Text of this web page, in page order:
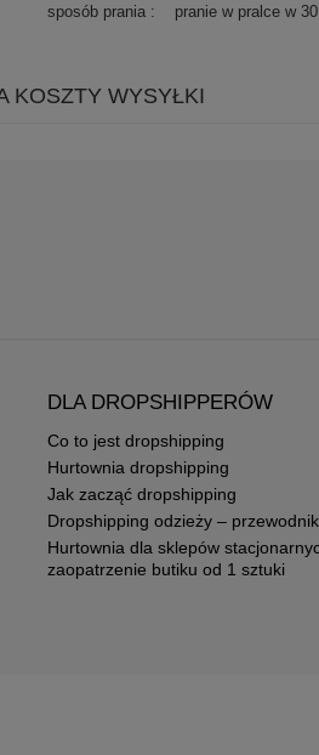
sposób prania
pranie w pralce w
KOSZTY WYSYŁKI
DLA DROPSHIPPERÓW
Co to jest dropshipping
Hurtownia dropshipping
Jak zacząć dropshipping
Dropshipping odzieży – przewodnik
Hurtownia dla sklepów
zaopatrzenie butiku od 1 sztuki